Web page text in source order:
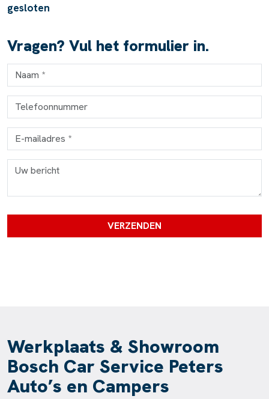
gesloten
Vragen? Vul het formulier in.
Bedrijfsnaam
VERZENDEN
Werkplaats & Showroom
Bosch Car Service Peters
Auto’s en Campers